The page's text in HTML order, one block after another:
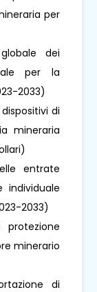
per
dei
per la
2033)
di
mineraria
entrate
individuale
2033)
protezione
minerario
di